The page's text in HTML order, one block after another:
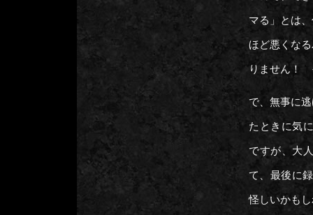
マる」とは
ほど悪くな
りません！
で、無事に
たときに気
ですが、大
て、最後に
怪しいかも